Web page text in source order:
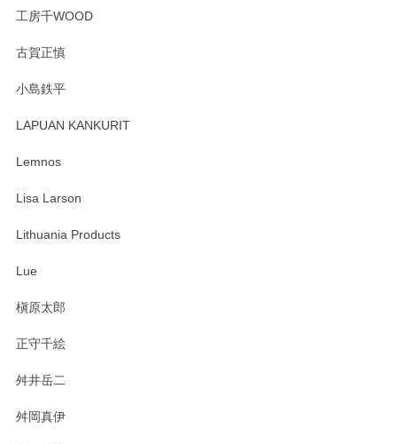
す。 素敵な湯呑みでとても気に入りました。 発送も早く、
たm(_)m
います。無事に届いたようで安心いたしまし
工房千WOOD
古賀正慎
小島鉄平
LAPUAN KANKURIT
Lemnos
Lisa Larson
Lithuania Products
Lue
槇原太郎
正守千絵
舛井岳二
舛岡真伊